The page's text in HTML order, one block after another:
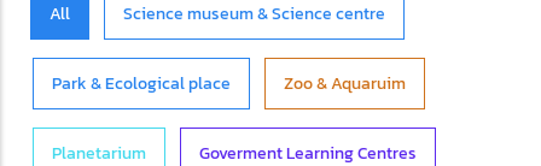
All Science museum & Science centre
Park & Ecological place Zoo & Aquaruim
Planetarium Goverment Learning Centres